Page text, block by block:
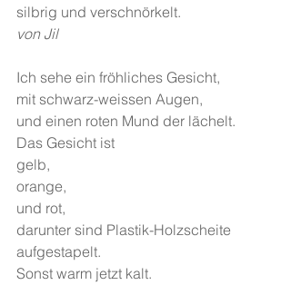
silbrig und verschnörkelt.
von Jil
Ich sehe ein fröhliches Gesicht,
mit schwarz-weissen Augen,
und einen roten Mund der lächelt.
Das Gesicht ist
gelb,
orange,
und rot,
darunter sind Plastik-Holzscheite
aufgestapelt.
Sonst warm jetzt kalt.